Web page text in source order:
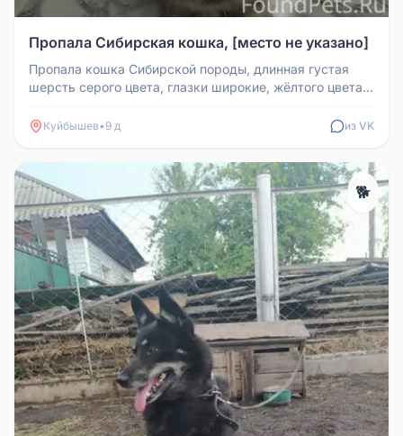
Пропала Сибирская кошка, [место не указано]
Пропала кошка Сибирской породы, длинная густая
шерсть серого цвета, глазки широкие, жёлтого цвета.
Куйбышев• 9 д из VK
🐕